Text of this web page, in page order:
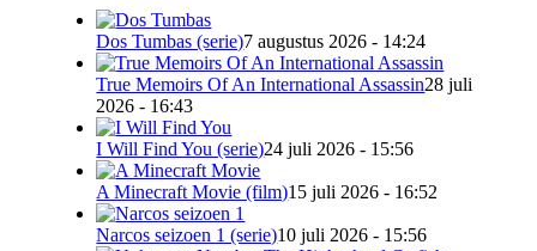
Dos Tumbas (serie)7 augustus 2026 - 14:24
True Memoirs Of An International Assassin28 juli
2026 - 16:43
I Will Find You (serie)24 juli 2026 - 15:56
A Minecraft Movie (film)15 juli 2026 - 16:52
Narcos seizoen 1 (serie)10 juli 2026 - 15:56